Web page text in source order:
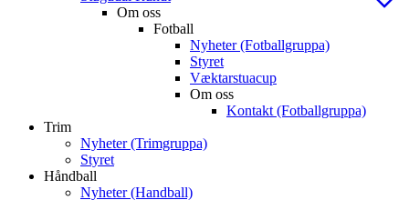
Om oss
Fotball
Nyheter (Fotballgruppa)
Styret
Væktarstuacup
Om oss
Kontakt (Fotballgruppa)
Trim
Nyheter (Trimgruppa)
Styret
Håndball
Nyheter (Handball)